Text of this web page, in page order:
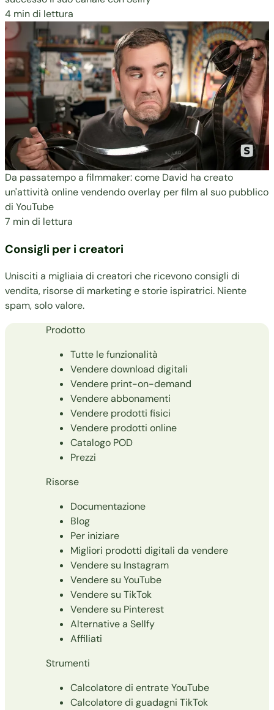
4 min di lettura
Da passatempo a filmmaker: come David ha creato
un'attività online vendendo overlay per film al suo pubblico
di YouTube
7 min di lettura
Consigli per i creatori
Unisciti a migliaia di creatori che ricevono consigli di
vendita, risorse di marketing e storie ispiratrici. Niente
spam, solo valore.
Prodotto
Tutte le funzionalità
Vendere download digitali
Vendere print-on-demand
Vendere abbonamenti
Vendere prodotti fisici
Vendere prodotti online
Catalogo POD
Prezzi
Risorse
Documentazione
Blog
Per iniziare
Migliori prodotti digitali da vendere
Vendere su Instagram
Vendere su YouTube
Vendere su TikTok
Vendere su Pinterest
Alternative a Sellfy
Affiliati
Strumenti
Calcolatore di entrate YouTube
Calcolatore di guadagni TikTok